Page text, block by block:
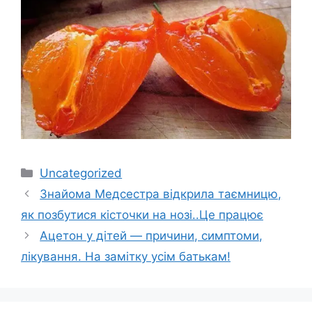
Категорії
Uncategorized
3найома Медсестра відкрила таємницю,
як позбутися кісточки на нозі..Це працює
Ацетон у дітей — причини, симптоми,
лікування. На замітку усім батькам!